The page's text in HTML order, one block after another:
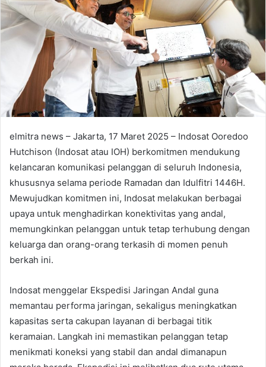
elmitra news – Jakarta, 17 Maret 2025 – Indosat Ooredoo
Hutchison (Indosat atau IOH) berkomitmen mendukung
kelancaran komunikasi pelanggan di seluruh Indonesia,
khususnya selama periode Ramadan dan Idulfitri 1446H.
Mewujudkan komitmen ini, Indosat melakukan berbagai
upaya untuk menghadirkan konektivitas yang andal,
memungkinkan pelanggan untuk tetap terhubung dengan
keluarga dan orang-orang terkasih di momen penuh
berkah ini.
Indosat menggelar Ekspedisi Jaringan Andal guna
memantau performa jaringan, sekaligus meningkatkan
kapasitas serta cakupan layanan di berbagai titik
keramaian. Langkah ini memastikan pelanggan tetap
menikmati koneksi yang stabil dan andal dimanapun